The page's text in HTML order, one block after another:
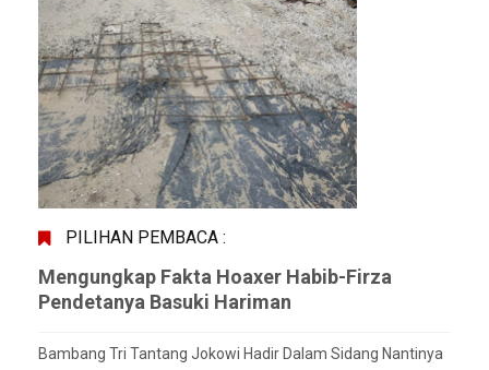
PILIHAN PEMBACA :
Mengungkap Fakta Hoaxer Habib-Firza
Pendetanya Basuki Hariman
Bambang Tri Tantang Jokowi Hadir Dalam Sidang Nantinya